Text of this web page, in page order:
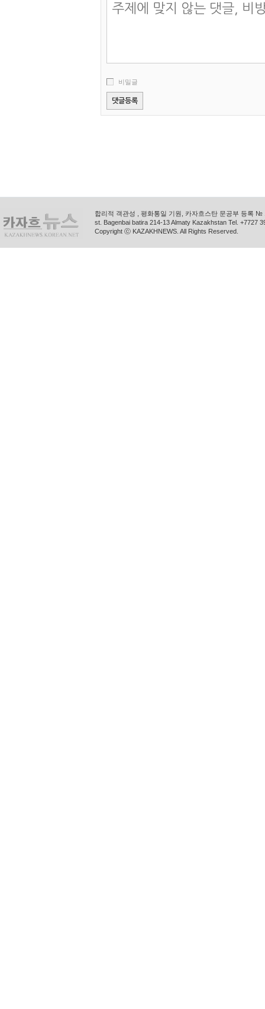
비밀글
합리적 객관성 , 평화통일 기원, 카자흐스탄 문공부 등록
st. Bagenbai batira 214-13 Almaty Kazakhstan Tel. +7727
Copyright ⓒ KAZAKHNEWS. All Rights Reserved.